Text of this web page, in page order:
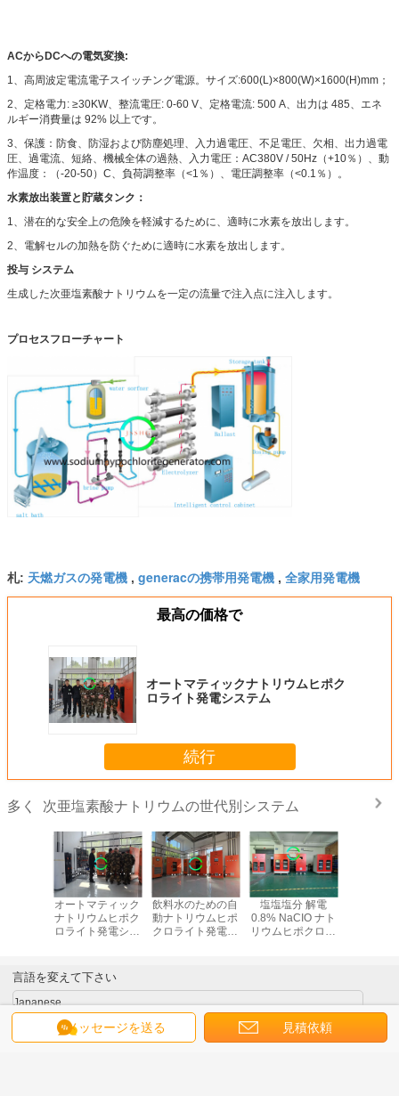
ACからDCへの電気変換:
1、高周波定電流電子スイッチング電源。サイズ:600(L)×800(W)×1600(H)mm；
2、定格電力: ≥30KW、整流電圧: 0-60 V、定格電流: 500 A、出力は 485、エネ
ルギー消費量は 92% 以上です。
3、保護：防食、防湿および防塵処理、入力過電圧、不足電圧、欠相、出力過電
圧、過電流、短絡、機械全体の過熱、入力電圧：AC380V / 50Hz（+10％）、動
作温度：（-20-50）C、負荷調整率（<1％）、電圧調整率（<0.1％）。
水素放出装置と貯蔵タンク：
1、潜在的な安全上の危険を軽減するために、適時に水素を放出します。
2、電解セルの加熱を防ぐために適時に水素を放出します。
投与 システム
生成した次亜塩素酸ナトリウムを一定の流量で注入点に注入します。
プロセスフローチャート
札: 天燃ガスの発電機 , generacの携帯用発電機 , 全家用発電機
最高の価格で
オートマティックナトリウムヒポク
ロライト発電システム
続行
多く 次亜塩素酸ナトリウムの世代別システム
オートマティック
ナトリウムヒポク
ロライト発電シス
飲料水のための自
動ナトリウムヒポ
クロライト発電シ
塩塩塩分 解電
0.8% NaCIO ナト
リウムヒポクロラ
メッセージを送る 見積依頼
言語を変えて下さい
Japanese